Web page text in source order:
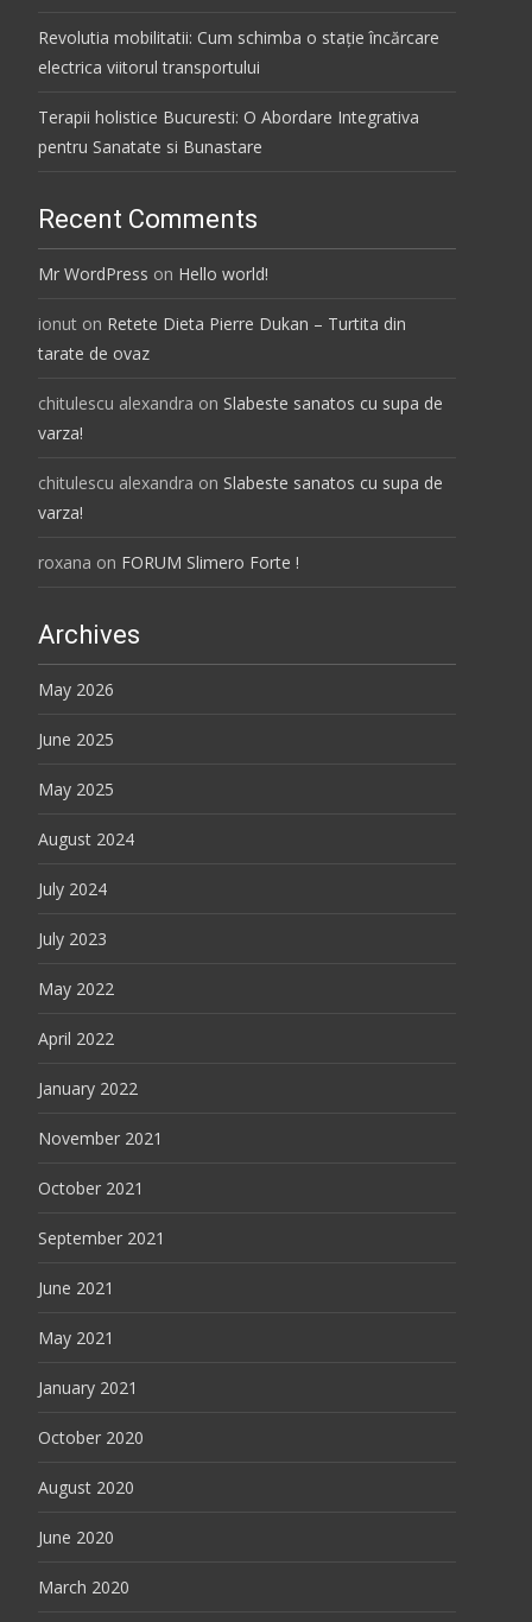
Revolutia mobilitatii: Cum schimba o stație încărcare
electrica viitorul transportului
Terapii holistice Bucuresti: O Abordare Integrativa
pentru Sanatate si Bunastare
Recent Comments
Mr WordPress on Hello world!
ionut on Retete Dieta Pierre Dukan – Turtita din
tarate de ovaz
chitulescu alexandra on Slabeste sanatos cu supa de
varza!
chitulescu alexandra on Slabeste sanatos cu supa de
varza!
roxana on FORUM Slimero Forte !
Archives
May 2026
June 2025
May 2025
August 2024
July 2024
July 2023
May 2022
April 2022
January 2022
November 2021
October 2021
September 2021
June 2021
May 2021
January 2021
October 2020
August 2020
June 2020
March 2020